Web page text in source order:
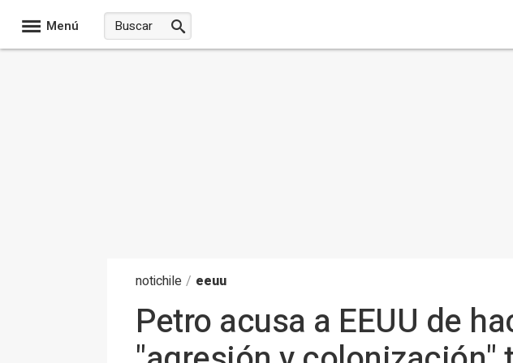
Menú
notichile / eeuu
Petro acusa a EEUU de